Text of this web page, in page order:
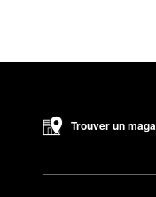
Trouver un